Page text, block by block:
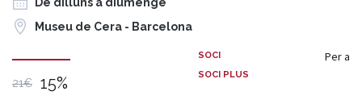
Museu de Cera - Barcelona
21€ 15%
Per a
SOCI
SOCI PLUS